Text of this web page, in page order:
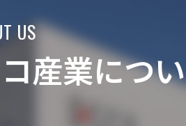
US
産業につい